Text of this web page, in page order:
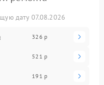
дату 07.08.2026
326 р
521 р
191 р